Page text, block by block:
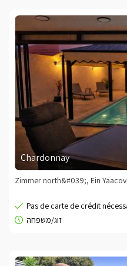
Chardonnay
Zimmer north&#039;, Ein Yaacov